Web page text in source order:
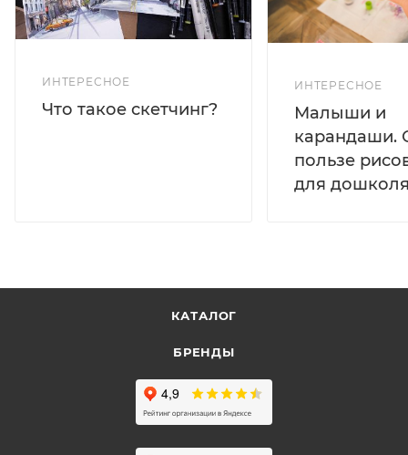
ИНТЕРЕСНОЕ
Что такое скетчинг?
ИНТЕРЕСНОЕ
Малыши и
карандаши.
пользе
для
КАТАЛОГ
БРЕНДЫ